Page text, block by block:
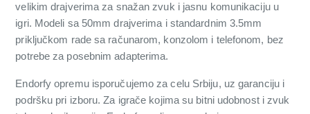
velikim drajverima za snažan zvuk i jasnu komunikaciju u
igri. Modeli sa 50mm drajverima i standardnim 3.5mm
priključkom rade sa računarom, konzolom i telefonom, bez
potrebe za posebnim adapterima.
Endorfy opremu isporučujemo za celu Srbiju, uz garanciju i
podršku pri izboru. Za igrače kojima su bitni udobnost i zvuk